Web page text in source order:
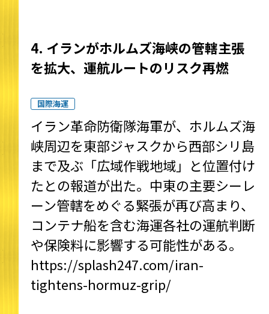
4. イランがホルムズ海峡の管轄主張
を拡大、運航ルートのリスク再燃
国際海運
イラン革命防衛隊海軍が、ホルムズ海
峡周辺を東部ジャスクから西部シリ島
まで及ぶ「広域作戦地域」と位置付け
たとの報道が出た。中東の主要シーレ
ーン管轄をめぐる緊張が再び高まり、
コンテナ船を含む海運各社の運航判断
や保険料に影響する可能性がある。
https://splash247.com/iran-
tightens-hormuz-grip/